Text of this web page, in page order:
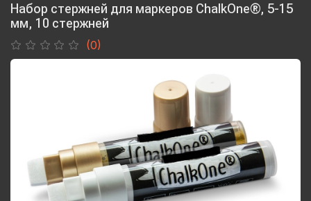
Набор стержней для маркеров ChalkOne®, 5-15
мм, 10 стержней
(0)